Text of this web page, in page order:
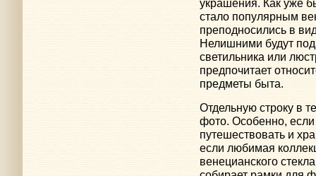
украшения. Как уже
стало популярным
преподносились в
Нелишними будут
светильника или
предпочитает
предметы быта.
Отдельную строку в
фото. Особенно,
путешествовать и
если любимая
венецианского